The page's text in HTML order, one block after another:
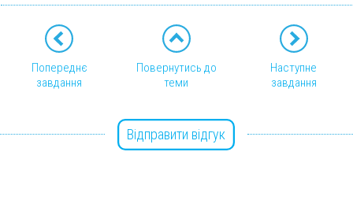
Попереднє
завдання
Повернутись до
теми
Наступне
завдання
Відправити відгук